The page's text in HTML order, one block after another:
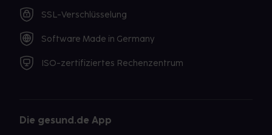
SSL-Verschlüsselung
Software Made in Germany
ISO-zertifiziertes Rechenzentrum
Die gesund.de App